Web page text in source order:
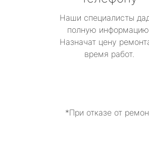
Наши специалисты
полную
Назначат цену
время работ.
*При отказе от